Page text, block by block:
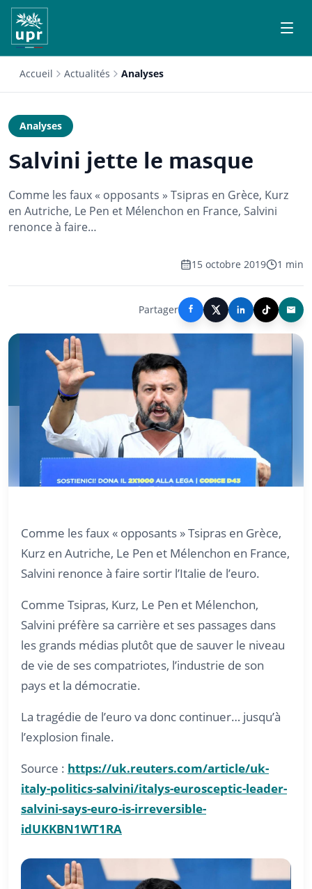
Accueil Actualités Analyses
Analyses
Salvini jette le masque
Comme les faux « opposants » Tsipras en Grèce, Kurz
en Autriche, Le Pen et Mélenchon en France, Salvini
renonce à faire…
15 octobre 2019 1 min
Partager
Comme les faux « opposants » Tsipras en Grèce,
Kurz en Autriche, Le Pen et Mélenchon en France,
Salvini renonce à faire sortir l’Italie de l’euro.
Comme Tsipras, Kurz, Le Pen et Mélenchon,
Salvini préfère sa carrière et ses passages dans
les grands médias plutôt que de sauver le niveau
de vie de ses compatriotes, l’industrie de son
pays et la démocratie.
La tragédie de l’euro va donc continuer… jusqu’à
l’explosion finale.
Source : https://uk.reuters.com/article/uk-
italy-politics-salvini/italys-eurosceptic-leader-
salvini-says-euro-is-irreversible-
idUKKBN1WT1RA